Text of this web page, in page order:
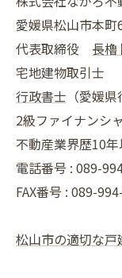
愛媛県松山市本
代表取締役 長櫓
宅地建物取引士
行政書士 （愛媛
2級ファイナンシ
不動産業界歴10年
電話番号 : 089-
FAX番号 : 089-
松山市の適切な戸